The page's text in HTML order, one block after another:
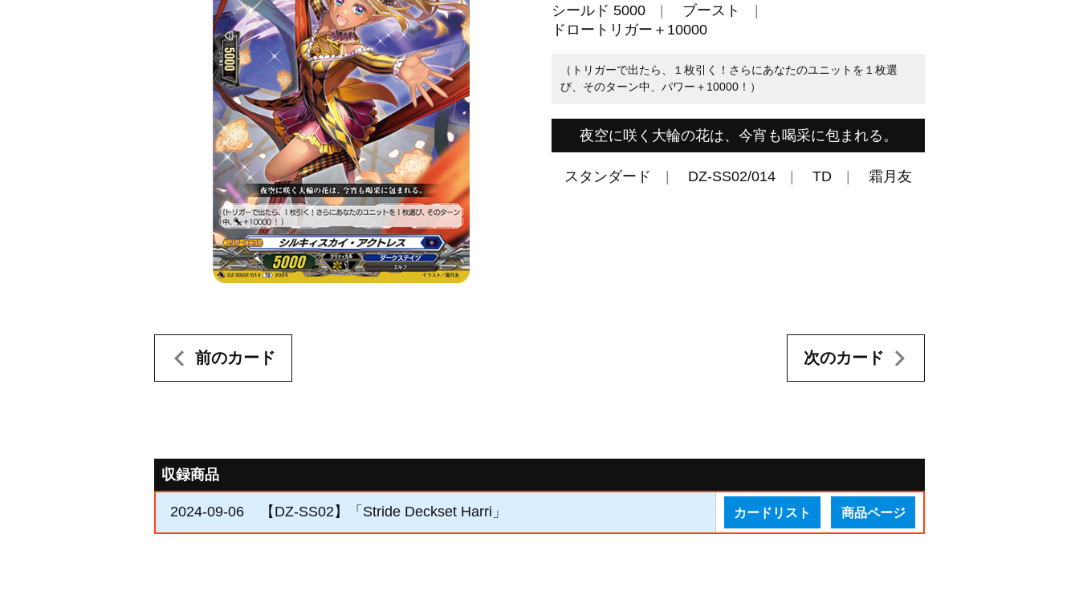
シールド 5000
ブースト
ドロートリガー＋10000
（トリガーで出たら、１枚引く！さらにあなたのユニットを１枚選
び、そのターン中、パワー＋10000！）
夜空に咲く大輪の花は、今宵も喝采に包まれる。
スタンダード DZ-SS02/014 TD 霜月友
前のカード 次のカード
収録商品
2024-09-06 【DZ-SS02】「Stride Deckset Harri」 カードリスト 商品ページ